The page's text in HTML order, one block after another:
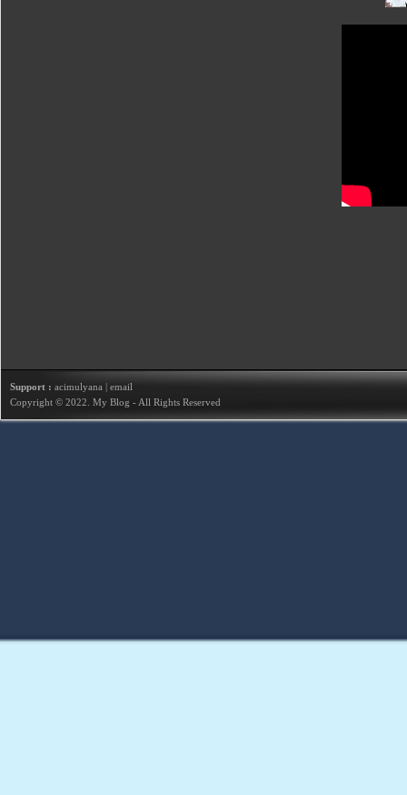
Support : acimulyana | email
Copyright © 2022. My Blog - All Rights Reserved